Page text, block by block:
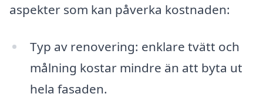
aspekter som kan påverka kostnaden:
Typ av renovering: enklare tvätt och
målning kostar mindre än att byta ut
hela fasaden.